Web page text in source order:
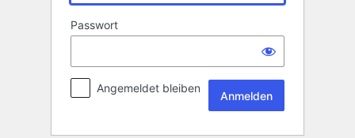
Passwort
Angemeldet bleiben